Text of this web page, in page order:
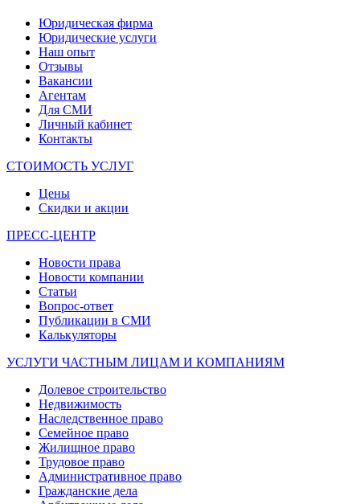
Юридическая фирма
Юридические услуги
Наш опыт
Отзывы
Вакансии
Агентам
Для СМИ
Личный кабинет
Контакты
СТОИМОСТЬ УСЛУГ
Цены
Скидки и акции
ПРЕСС-ЦЕНТР
Новости права
Новости компании
Статьи
Вопрос-ответ
Публикации в СМИ
Калькуляторы
УСЛУГИ ЧАСТНЫМ ЛИЦАМ И КОМПАНИЯМ
Долевое строительство
Недвижимость
Наследственное право
Семейное право
Жилищное право
Трудовое право
Административное право
Гражданские дела